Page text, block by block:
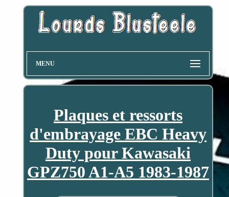
MENU
Plaques et ressorts
d'embrayage EBC Heavy
Duty pour Kawasaki
GPZ750 A1-A5 1983-1987